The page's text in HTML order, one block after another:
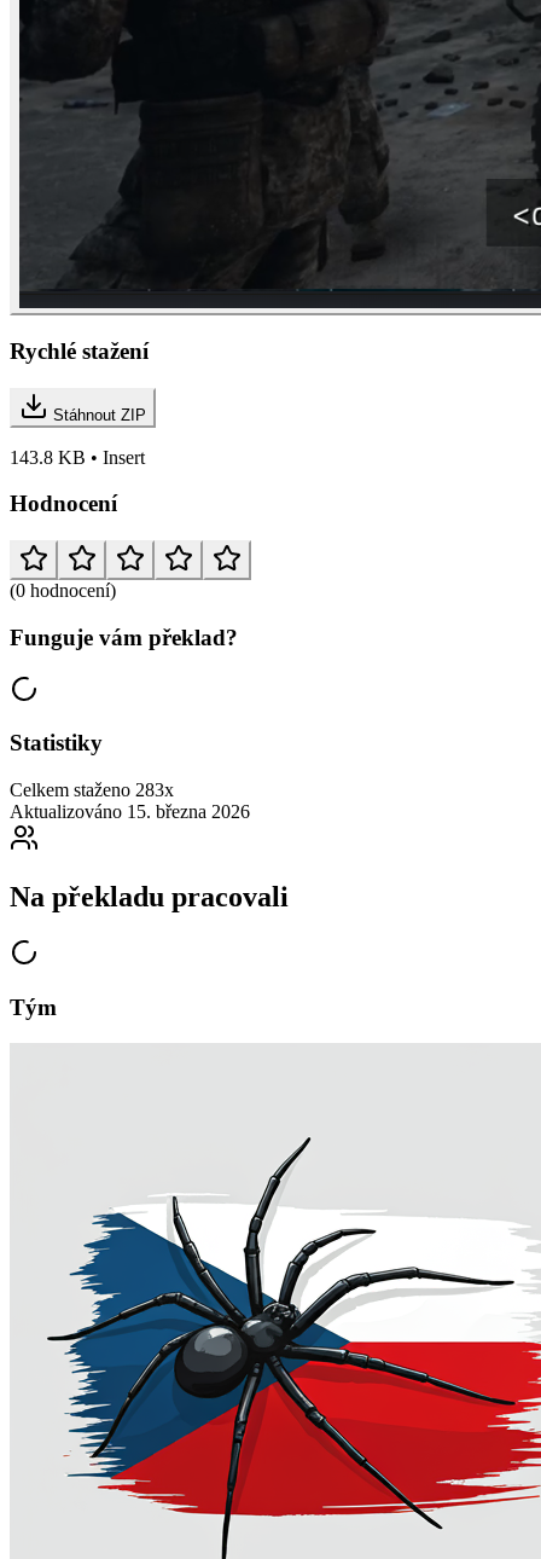
Rychlé stažení
Stáhnout ZIP
143.8 KB • Insert
Hodnocení
(0 hodnocení)
Funguje vám překlad?
Statistiky
Celkem staženo 283x
Aktualizováno 15. března 2026
Na překladu pracovali
Tým